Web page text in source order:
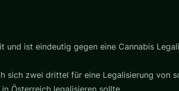
und ist eindeutig gegen eine Cannabis
zwei drittel für eine Legalisierung von
Österreich legalisieren sollte.